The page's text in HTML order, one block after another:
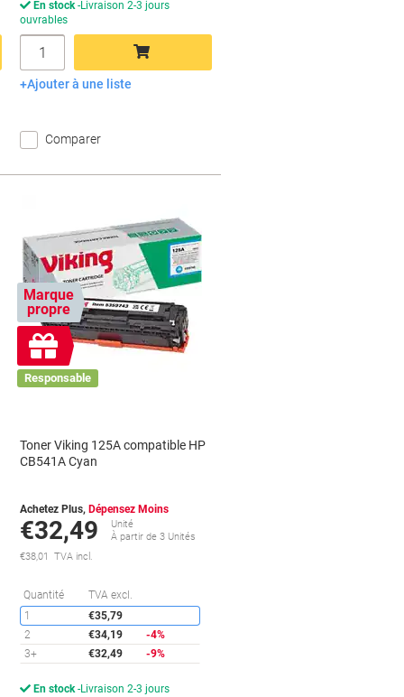
En stock Livraison 2-3 jours
ouvrables
Quantité
Ajouter au panier
Ajouter à une liste
Comparer
Économies
Marque
propre
Cadeau
gratuit
Responsable
Toner Viking 125A compatible HP
CB541A Cyan
Achetez Plus, Dépensez Moins
€32,49
Unité
À partir de 3 Unités
€38,01 TVA incl.
Quantité TVA excl.
1
€35,79
2
€34,19
-4%
3+
€32,49 -9%
En stock Livraison 2-3 jours